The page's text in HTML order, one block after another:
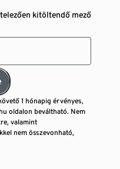
kitöltendő mező
1 hónapig érvényes,
oldalon beváltható. Nem
valamint
nem összevonható,